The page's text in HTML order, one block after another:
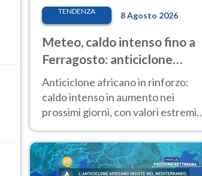
TENDENZA 8 Agosto 2026
Meteo, caldo intenso fino a
Ferragosto: anticiclone
africano ancora
protagonista
Anticiclone africano in rinforzo:
caldo intenso in aumento nei
prossimi giorni, con valori estremi
d’Italia